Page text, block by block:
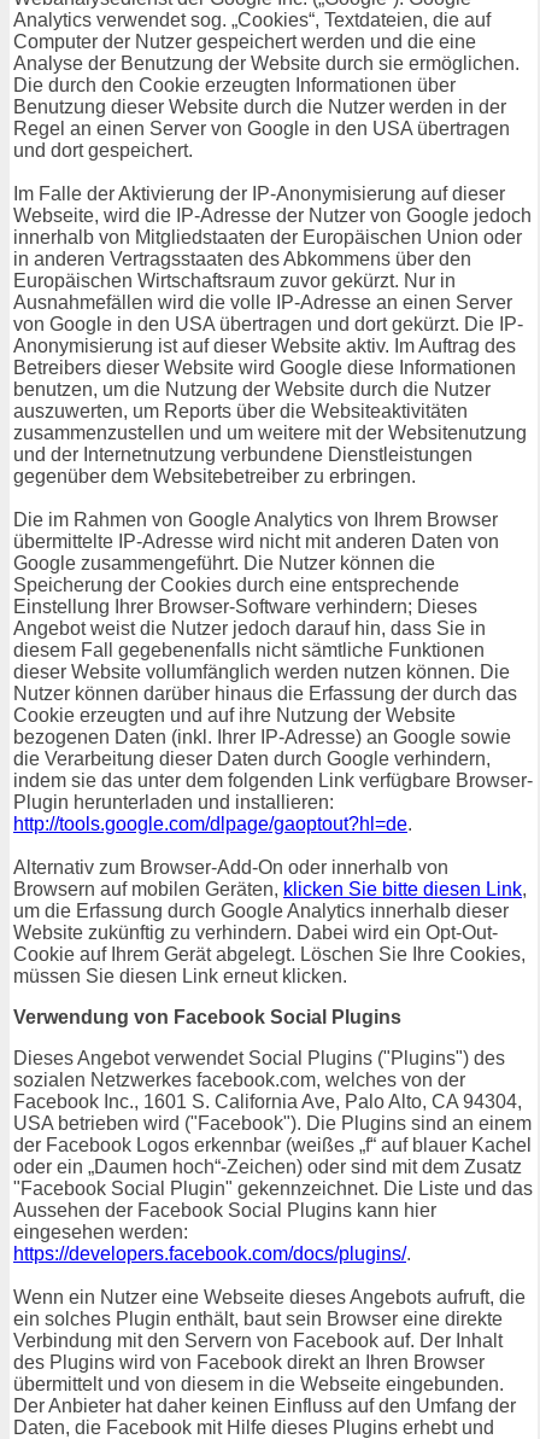
Analytics verwendet sog. „Cookies“, Textdateien, die auf
Computer der Nutzer gespeichert werden und die eine
Analyse der Benutzung der Website durch sie ermöglichen.
Die durch den Cookie erzeugten Informationen über
Benutzung dieser Website durch die Nutzer werden in der
Regel an einen Server von Google in den USA übertragen
und dort gespeichert.
Im Falle der Aktivierung der IP-Anonymisierung auf dieser
Webseite, wird die IP-Adresse der Nutzer von Google jedoch
innerhalb von Mitgliedstaaten der Europäischen Union oder
in anderen Vertragsstaaten des Abkommens über den
Europäischen Wirtschaftsraum zuvor gekürzt. Nur in
Ausnahmefällen wird die volle IP-Adresse an einen Server
von Google in den USA übertragen und dort gekürzt. Die IP-
Anonymisierung ist auf dieser Website aktiv. Im Auftrag des
Betreibers dieser Website wird Google diese Informationen
benutzen, um die Nutzung der Website durch die Nutzer
auszuwerten, um Reports über die Websiteaktivitäten
zusammenzustellen und um weitere mit der Websitenutzung
und der Internetnutzung verbundene Dienstleistungen
gegenüber dem Websitebetreiber zu erbringen.
Die im Rahmen von Google Analytics von Ihrem Browser
übermittelte IP-Adresse wird nicht mit anderen Daten von
Google zusammengeführt. Die Nutzer können die
Speicherung der Cookies durch eine entsprechende
Einstellung Ihrer Browser-Software verhindern; Dieses
Angebot weist die Nutzer jedoch darauf hin, dass Sie in
diesem Fall gegebenenfalls nicht sämtliche Funktionen
dieser Website vollumfänglich werden nutzen können. Die
Nutzer können darüber hinaus die Erfassung der durch das
Cookie erzeugten und auf ihre Nutzung der Website
bezogenen Daten (inkl. Ihrer IP-Adresse) an Google sowie
die Verarbeitung dieser Daten durch Google verhindern,
indem sie das unter dem folgenden Link verfügbare Browser-
Plugin herunterladen und installieren:
http://tools.google.com/dlpage/gaoptout?hl=de.
Alternativ zum Browser-Add-On oder innerhalb von
Browsern auf mobilen Geräten, klicken Sie bitte diesen Link,
um die Erfassung durch Google Analytics innerhalb dieser
Website zukünftig zu verhindern. Dabei wird ein Opt-Out-
Cookie auf Ihrem Gerät abgelegt. Löschen Sie Ihre Cookies,
müssen Sie diesen Link erneut klicken.
Verwendung von Facebook Social Plugins
Dieses Angebot verwendet Social Plugins ("Plugins") des
sozialen Netzwerkes facebook.com, welches von der
Facebook Inc., 1601 S. California Ave, Palo Alto, CA 94304,
USA betrieben wird ("Facebook"). Die Plugins sind an einem
der Facebook Logos erkennbar (weißes „f“ auf blauer Kachel
oder ein „Daumen hoch“-Zeichen) oder sind mit dem Zusatz
"Facebook Social Plugin" gekennzeichnet. Die Liste und das
Aussehen der Facebook Social Plugins kann hier
eingesehen werden:
https://developers.facebook.com/docs/plugins/.
Wenn ein Nutzer eine Webseite dieses Angebots aufruft, die
ein solches Plugin enthält, baut sein Browser eine direkte
Verbindung mit den Servern von Facebook auf. Der Inhalt
des Plugins wird von Facebook direkt an Ihren Browser
übermittelt und von diesem in die Webseite eingebunden.
Der Anbieter hat daher keinen Einfluss auf den Umfang der
Daten, die Facebook mit Hilfe dieses Plugins erhebt und